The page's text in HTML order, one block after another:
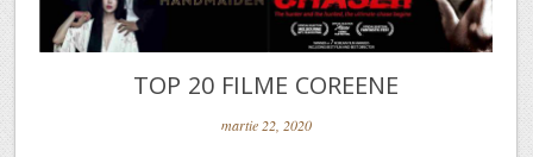
TOP 20 FILME COREENE
martie 22, 2020